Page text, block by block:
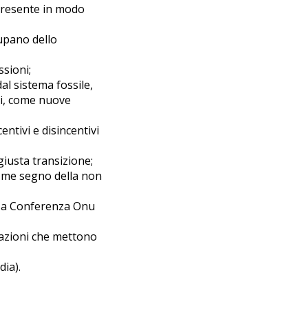
in modo
dello
sistema fossile,
come nuove
e disincentivi
transizione;
segno della non
Conferenza Onu
che mettono